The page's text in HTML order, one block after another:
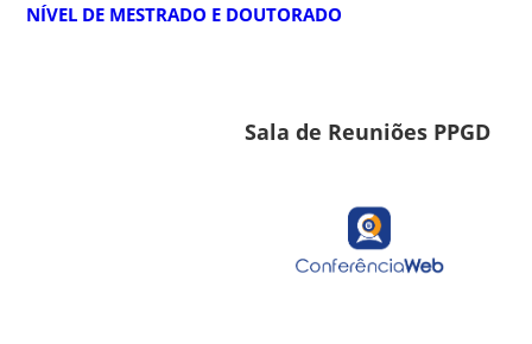
NÍVEL DE MESTRADO E DOUTORADO
Sala de Reuniões PPGD